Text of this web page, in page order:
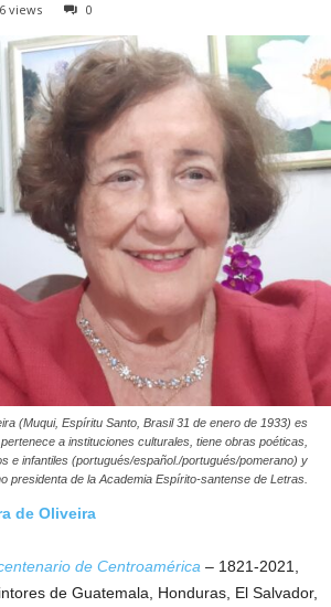
views 0
(Muqui, Espíritu Santo, Brasil 31 de enero de 1933) es
a instituciones culturales, tiene obras poéticas,
e infantiles (portugués/español./portugués/pomerano) y
presidenta de la Academia Espírito-santense de Letras.
de Oliveira
de Centroamérica – 1821-2021,
de Guatemala, Honduras, El Salvador,